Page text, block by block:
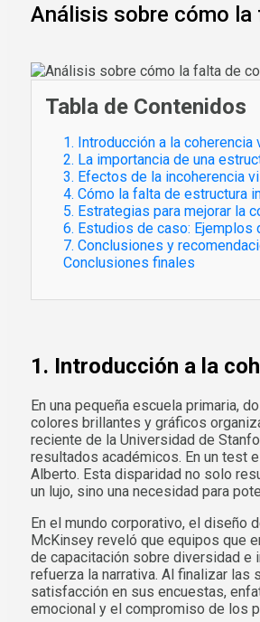
Análisis sobre cómo
Tabla de Contenidos
1. Introducción a la
2. La importancia de una
3. Efectos de la incoherencia
4. Cómo la falta de estructura
5. Estrategias para mejorar la
6. Estudios de caso: Ejemplos
7. Conclusiones y
Conclusiones finales
1. Introducción a la
En una pequeña escuela primaria,
colores brillantes y gráficos
reciente de la Universidad de
resultados académicos. En un test
Alberto. Esta disparidad no solo
un lujo, sino una necesidad para
En el mundo corporativo, el diseño
McKinsey reveló que equipos que
de capacitación sobre diversidad e
refuerza la narrativa. Al finalizar las
satisfacción en sus encuestas,
emocional y el compromiso de los